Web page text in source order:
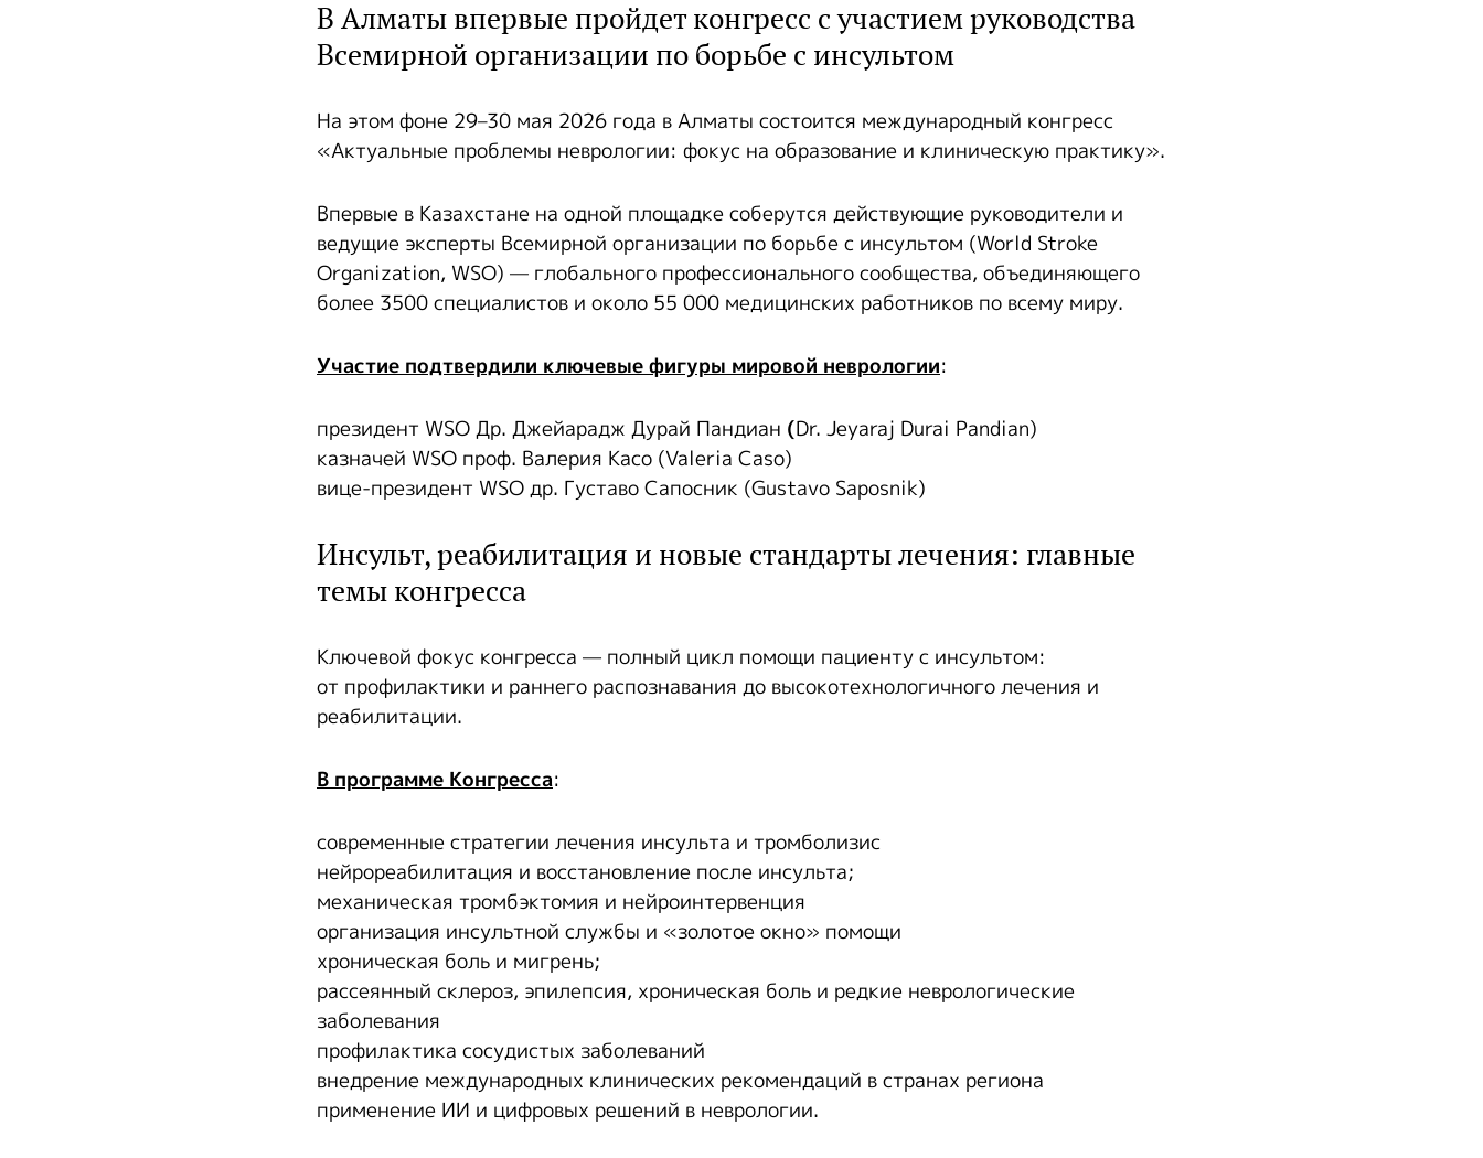
В Алматы впервые пройдет конгресс с участием руководства
Всемирной организации по борьбе с инсультом
На этом фоне 29–30 мая 2026 года в Алматы состоится международный конгресс
«Актуальные проблемы неврологии: фокус на образование и клиническую практику».
Впервые в Казахстане на одной площадке соберутся действующие руководители и
ведущие эксперты Всемирной организации по борьбе с инсультом (World Stroke
Organization, WSO) — глобального профессионального сообщества, объединяющего
более 3500 специалистов и около 55 000 медицинских работников по всему миру.
Участие подтвердили ключевые фигуры мировой неврологии:
президент WSO Др. Джейарадж Дурай Пандиан (Dr. Jeyaraj Durai Pandian)
казначей WSO проф. Валерия Касо (Valeria Caso)
вице-президент WSO др. Густаво Сапосник (Gustavo Saposnik)
Инсульт, реабилитация и новые стандарты лечения: главные
темы конгресса
Ключевой фокус конгресса — полный цикл помощи пациенту с инсультом:
от профилактики и раннего распознавания до высокотехнологичного лечения и
реабилитации.
В программе Конгресса:
современные стратегии лечения инсульта и тромболизис
нейрореабилитация и восстановление после инсульта;
механическая тромбэктомия и нейроинтервенция
организация инсультной службы и «золотое окно» помощи
хроническая боль и мигрень;
рассеянный склероз, эпилепсия, хроническая боль и редкие неврологические
заболевания
профилактика сосудистых заболеваний
внедрение международных клинических рекомендаций в странах региона
применение ИИ и цифровых решений в неврологии.